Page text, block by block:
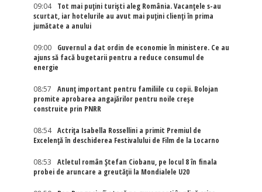
09:04
Tot mai puțini turiști aleg România. Vacanțele s-au
scurtat, iar hotelurile au avut mai puțini clienți în prima
jumătate a anului
09:00
Guvernul a dat ordin de economie în ministere. Ce au
ajuns să facă bugetarii pentru a reduce consumul de
energie
08:57
Anunț important pentru familiile cu copii. Bolojan
promite aprobarea angajărilor pentru noile creșe
construite prin PNRR
08:54
Actriţa Isabella Rossellini a primit Premiul de
Excelenţă în deschiderea Festivalului de Film de la Locarno
08:53
Atletul român Ștefan Ciobanu, pe locul 8 în finala
probei de aruncare a greutății la Mondialele U20